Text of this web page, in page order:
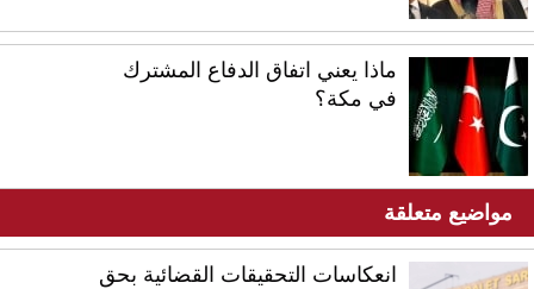
ماذا يعني اتفاق الدفاع المشترك
في مكة؟
مواضيع متعلقة
انعكاسات التحقيقات القضائية بحق